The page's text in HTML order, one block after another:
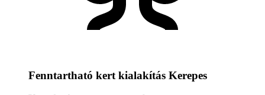
Fenntartható kert kialakítás Kerepes